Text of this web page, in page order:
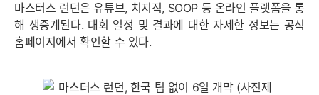
마스터스 런던은 유튜브, 치지직, SOOP 등 온라인 플랫폼을 통
해 생중계된다. 대회 일정 및 결과에 대한 자세한 정보는 공식
홈페이지에서 확인할 수 있다.